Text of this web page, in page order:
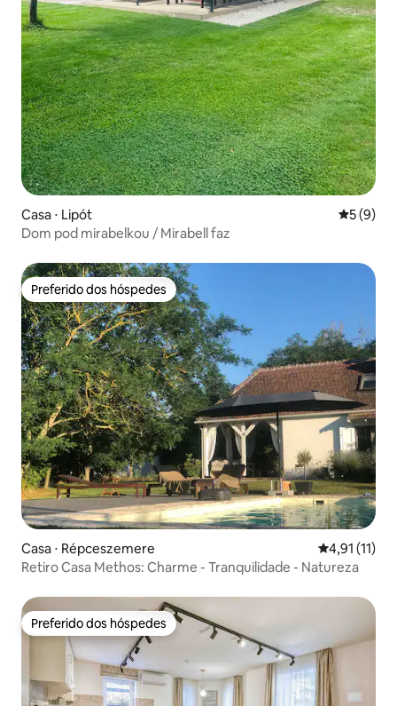
Casa ⋅ Lipót 5 de
5 (9)
Dom pod mirabelkou / Mirabell faz
Preferido dos hóspedes
Preferido dos hóspedes
Casa ⋅ Répceszemere 4,91 de uma
4,91 (11)
Retiro Casa Methos: Charme - Tranquilidade - Natureza
Preferido dos hóspedes
Preferido dos hóspedes